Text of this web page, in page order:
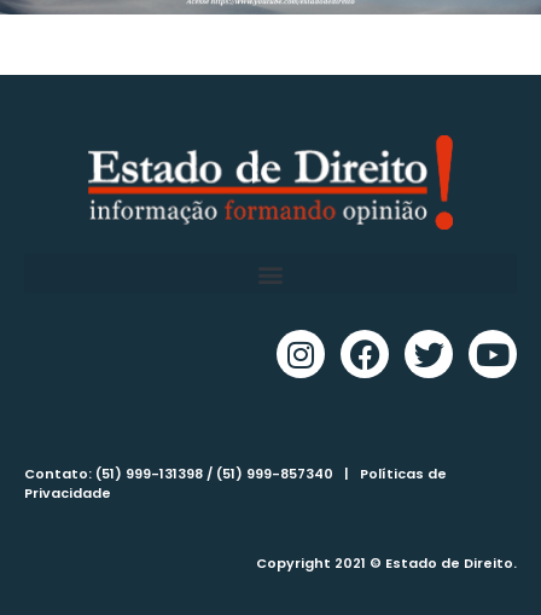
Contato: (51) 999-131398 / (51) 999-857340 | Políticas de
Privacidade
Copyright 2021 © Estado de Direito.